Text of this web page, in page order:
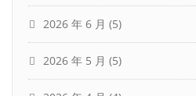
2026 年 6 月 (5)
2026 年 5 月 (5)